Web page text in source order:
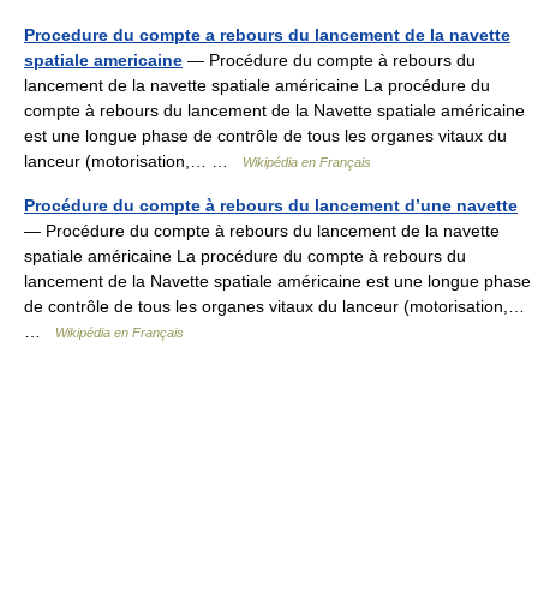
Procedure du compte a rebours du lancement de la navette
spatiale americaine — Procédure du compte à rebours du
lancement de la navette spatiale américaine La procédure du
compte à rebours du lancement de la Navette spatiale américaine
est une longue phase de contrôle de tous les organes vitaux du
lanceur (motorisation,… …
Wikipédia en Français
Procédure du compte à rebours du lancement d’une navette
— Procédure du compte à rebours du lancement de la navette
spatiale américaine La procédure du compte à rebours du
lancement de la Navette spatiale américaine est une longue phase
de contrôle de tous les organes vitaux du lanceur (motorisation,…
Wikipédia en Français